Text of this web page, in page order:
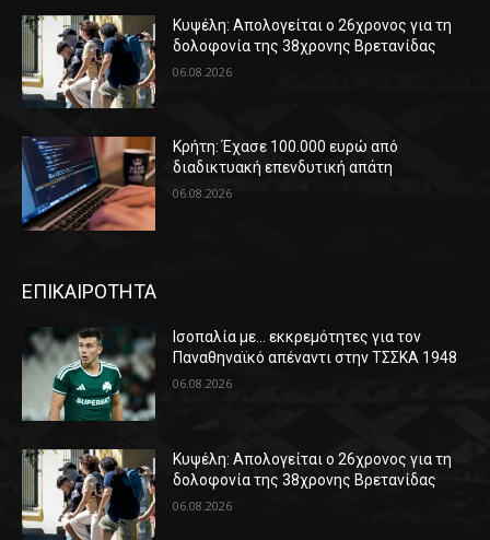
Κυψέλη: Απολογείται ο 26χρονος για τη
δολοφονία της 38χρονης Βρετανίδας
06.08.2026
Κρήτη: Έχασε 100.000 ευρώ από
διαδικτυακή επενδυτική απάτη
06.08.2026
ΕΠΙΚΑΙΡΟΤΗΤΑ
Ισοπαλία με… εκκρεμότητες για τον
Παναθηναϊκό απέναντι στην ΤΣΣΚΑ 1948
06.08.2026
Κυψέλη: Απολογείται ο 26χρονος για τη
δολοφονία της 38χρονης Βρετανίδας
06.08.2026